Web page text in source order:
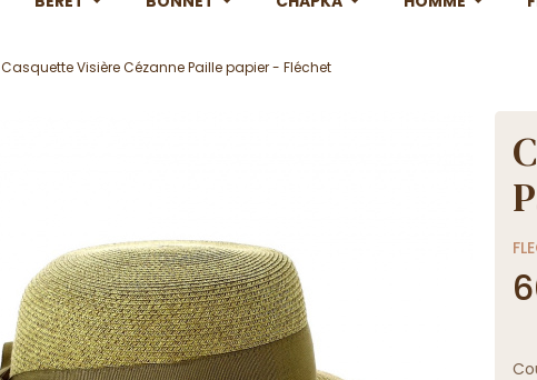
Casquette Visière Cézanne Paille papier - Fléchet